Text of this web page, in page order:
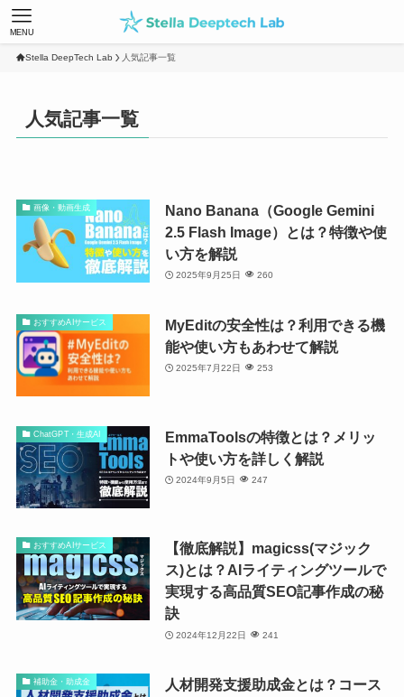
MENU
Stella DeepTech Lab 人気記事一覧
人気記事一覧
画像・動画生成
Nano Banana（Google Gemini
2.5 Flash Image）とは？特徴や使
い方を解説
2025年9月25日 260
おすすめAIサービス
MyEditの安全性は？利用できる機
能や使い方もあわせて解説
2025年7月22日 253
ChatGPT・生成AI
EmmaToolsの特徴とは？メリッ
トや使い方を詳しく解説
2024年9月5日 247
おすすめAIサービス
【徹底解説】magicss(マジック
ス)とは？AIライティングツールで
実現する高品質SEO記事作成の秘
訣
2024年12月22日 241
補助金・助成金
人材開発支援助成金とは？コース